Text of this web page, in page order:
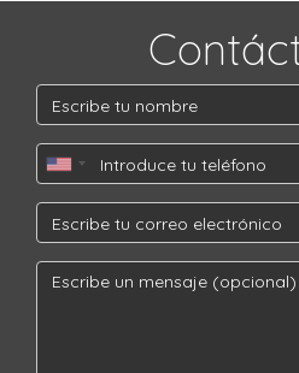
5. ¿Es necesario contar
establecer la
Si bien no es obligatorio, contar
abogado especializado en
derechos de ambos padres y
para los niños.